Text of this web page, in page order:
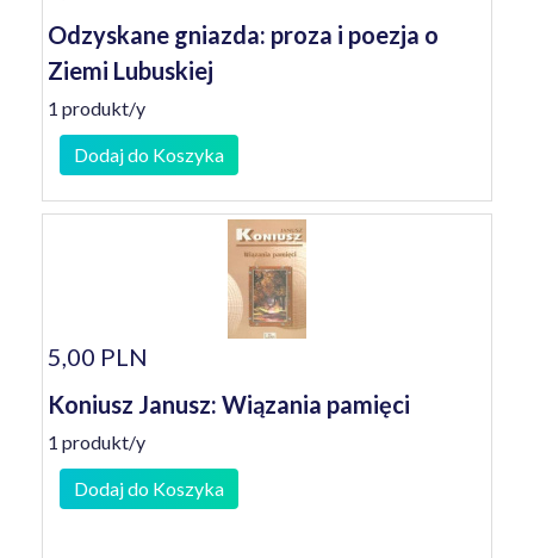
Odzyskane gniazda: proza i poezja o
Ziemi Lubuskiej
1 produkt/y
Dodaj do Koszyka
5,00 PLN
Koniusz Janusz: Wiązania pamięci
1 produkt/y
Dodaj do Koszyka